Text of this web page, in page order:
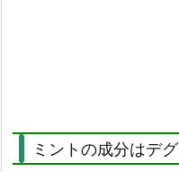
ミントの成分はデ